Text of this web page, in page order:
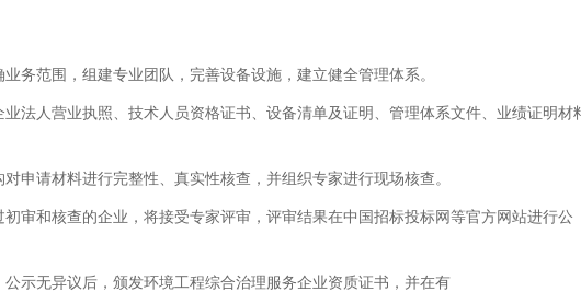
务范围，组建专业团队，完善设备设施，建立健全管理体系。
法人营业执照、技术人员资格证书、设备清单及证明、管理体系文件、业绩证明材
申请材料进行完整性、真实性核查，并组织专家进行现场核查。
审和核查的企业，将接受专家评审，评审结果在中国招标投标网等官方网站进行公
示无异议后，颁发环境工程综合治理服务企业资质证书，并在有